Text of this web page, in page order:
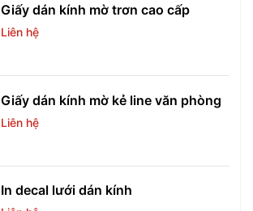
Giấy dán kính mờ trơn cao cấp
Liên hệ
Giấy dán kính mờ kẻ line văn phòng
Liên hệ
In decal lưới dán kính